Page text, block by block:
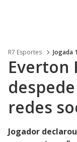
R7 Esportes Jogada
Everton
redes
Jogador